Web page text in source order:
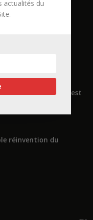
que démolir, ce n’est
réinvention du
actualités du